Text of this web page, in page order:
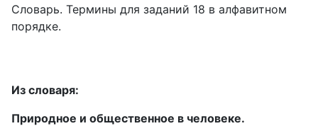
Словарь. Термины для заданий 18 в алфавитном
порядке.
Из словаря:
Природное и общественное в человеке.